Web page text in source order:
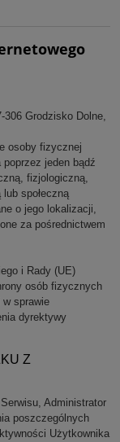
306 Grodzisko Dolne,
osoby fizycznej
jeden bądź
fizjologiczną,
społeczną
o jego lokalizacji,
za pośrednictwem
i Rady (UE)
osób fizycznych
sprawie
dyrektywy
Z
Administrator
poszczególnych
Użytkownika